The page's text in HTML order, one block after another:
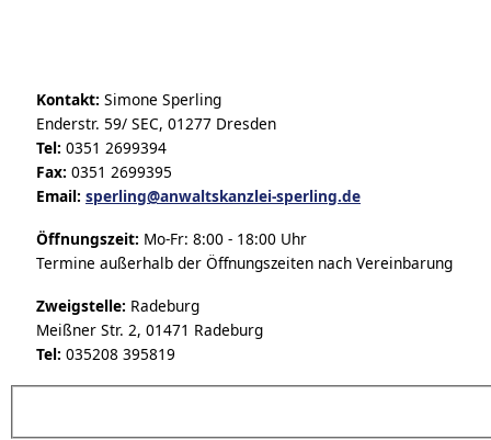
Kontakt: Simone Sperling
Enderstr. 59/ SEC, 01277 Dresden
Tel: 0351 2699394
Fax: 0351 2699395
Email: sperling@anwaltskanzlei-sperling.de
Öffnungszeit: Mo-Fr: 8:00 - 18:00 Uhr
Termine außerhalb der Öffnungszeiten nach Vereinbarung
Zweigstelle: Radeburg
Meißner Str. 2, 01471 Radeburg
Tel: 035208 395819